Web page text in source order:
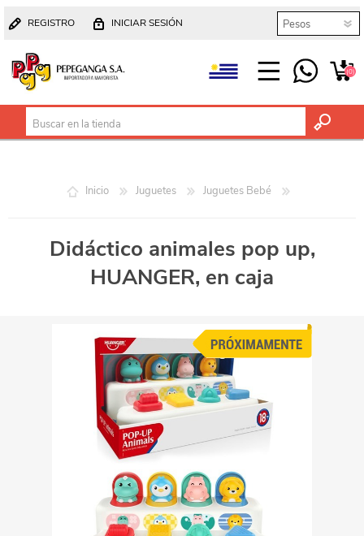
REGISTRO INICIAR SESIÓN
(0)
Inicio Juguetes Juguetes Bebé
Didáctico animales pop up,
HUANGER, en caja